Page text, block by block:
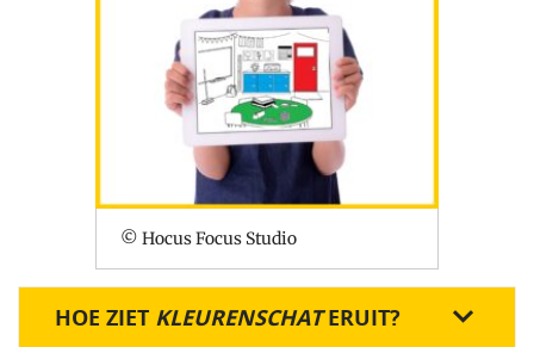
© Hocus Focus Studio
HOE ZIET KLEURENSCHATERUIT?